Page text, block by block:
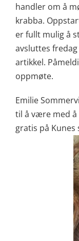
handler om å
krabba.
er fullt mulig å
avsluttes
artikkel.
oppmøte.
Emilie
til å være med
gratis på Kunes